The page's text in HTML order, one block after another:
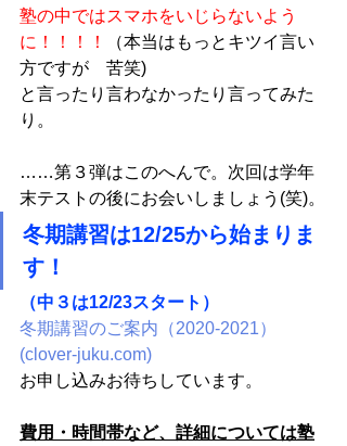
塾の中ではスマホをいじらないよう
に！！！！
（本当はもっとキツイ言い
方ですが　苦笑)
と言ったり言わなかったり言ってみた
り。
……第３弾はこのへんで。次回は学年
末テストの後にお会いしましょう(笑)。
冬期講習は12/25から始まりま
す！
（中３は12/23スタート）
冬期講習のご案内（2020-2021）
(clover-juku.com)
お申し込みお待ちしています。
費用・時間帯など、詳細については塾